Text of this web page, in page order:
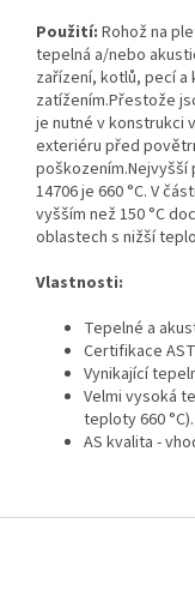
Použití: Rohož na
tepelná a/nebo
zařízení, kotlů, pecí
zatížením.Přestože
je nutné v konstrukci
exteriéru před
poškozením.Nejvyšší
14706 je 660 °C. V
vyšším než 150 °C
oblastech s nižší
Vlastnosti:
Tepelné a
Certifikace
Vynikající
Velmi vysoká
teploty 660 °C).
AS kvalita -